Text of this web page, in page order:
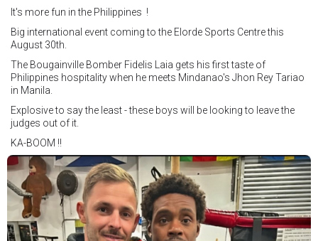
It's more fun in the Philippines !
Big international event coming to the Elorde Sports Centre this
August 30th.
The Bougainville Bomber Fidelis Laia gets his first taste of
Philippines hospitality when he meets Mindanao's Jhon Rey Tariao
in Manila.
Explosive to say the least - these boys will be looking to leave the
judges out of it.
KA-BOOM !!